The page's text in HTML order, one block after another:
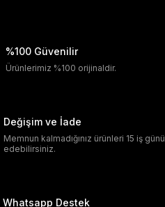
%100 Güvenilir
Ürünlerimiz %100 orijinaldir.
Değişim ve İade
Memnun kalmadığınız ürünleri 15 iş
edebilirsiniz.
Whatsapp Destek